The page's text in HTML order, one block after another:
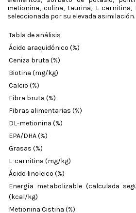
metionina, colina, taurina, L-carnitina,
seleccionada por su elevada asimilación.
Tabla de análisis
Ácido araquidónico (%)
Ceniza bruta (%)
Biotina (mg/kg)
Calcio (%)
Fibra bruta (%)
Fibras alimentarias (%)
DL-metionina (%)
EPA/DHA (%)
Grasas (%)
L-carnitina (mg/kg)
Ácido linoleico (%)
Energía metabolizable (calculada
(kcal/kg)
Metionina Cistina (%)